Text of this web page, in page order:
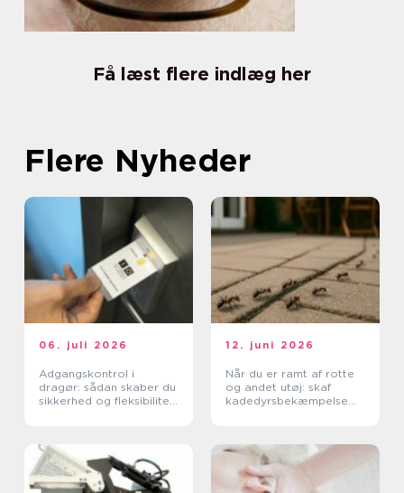
Få læst flere indlæg her
Flere Nyheder
06. juli 2026
Adgangskontrol i
dragør: sådan skaber du
sikkerhed og fleksibilitet
12. juni 2026
Når du er ramt af rotte
og andet utøj: skaf
kadedyrsbekæmpelse